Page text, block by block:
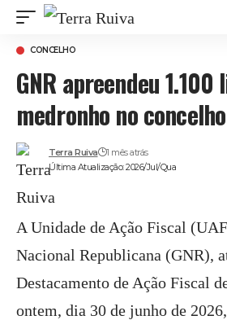
CONCELHO
GNR apreendeu
medronho no
Última Atualização: 2026/Jul/Qua
Terra Ruiva 1 mês atrás
A Unidade de Ação Fiscal
Nacional Republicana (GNR),
Destacamento de Ação Fiscal
ontem, dia 30 de junho de